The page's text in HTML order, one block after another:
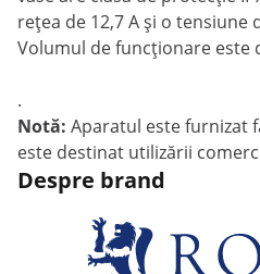
rețea de 12,7 A și o tensiune
Volumul de funcționare este
.
Notă: Aparatul este furnizat
este destinat utilizării
Despre brand